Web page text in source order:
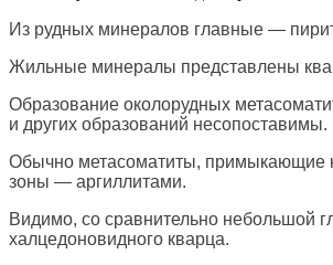
Из рудных минералов главные —
Жильные минералы представлены
Образование околорудных
и других образований несопоставимы.
Обычно метасоматиты, примыкающие
зоны — аргиллитами.
Видимо, со сравнительно небольшой
халцедоновидного кварца.